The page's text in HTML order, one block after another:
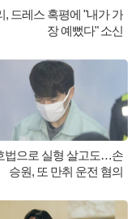
, 드레스 혹평에 "내가 가
장 예뻤다" 소신
법으로 실형 살고도…손
승원, 또 만취 운전 혐의